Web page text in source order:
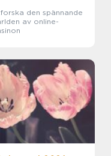
den spännande
av online-